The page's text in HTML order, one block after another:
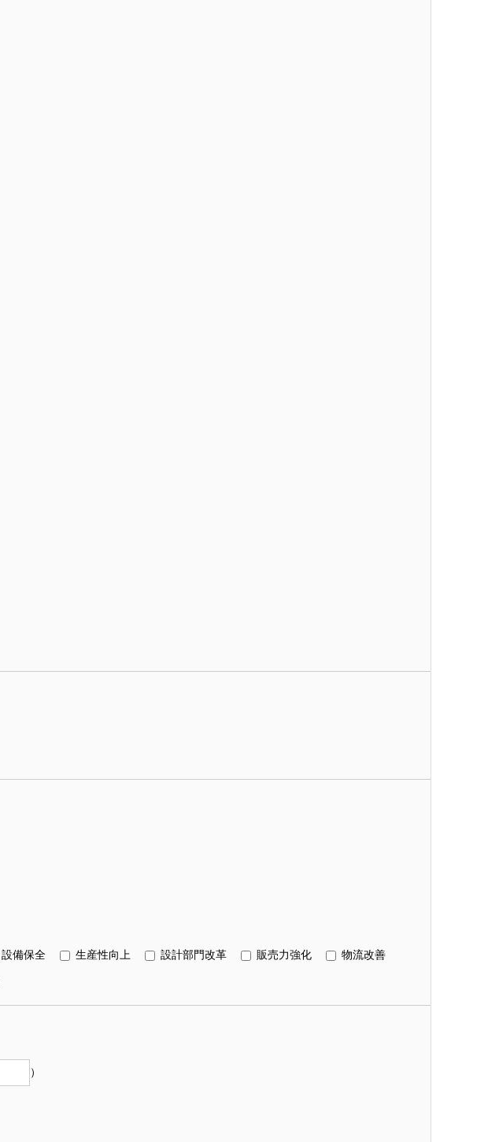
設備保全 生産性向上 設計部門改革 販売力強化
物流改善
）